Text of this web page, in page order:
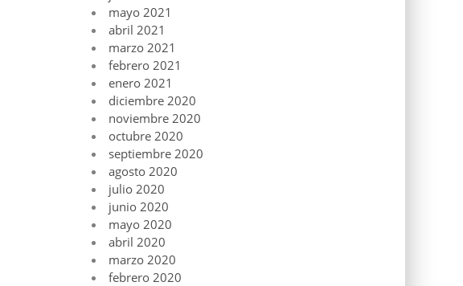
mayo 2021
abril 2021
marzo 2021
febrero 2021
enero 2021
diciembre 2020
noviembre 2020
octubre 2020
septiembre 2020
agosto 2020
julio 2020
junio 2020
mayo 2020
abril 2020
marzo 2020
febrero 2020